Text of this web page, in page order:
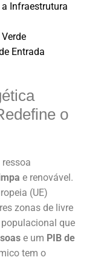
Infraestrutura
Entrada
o
e renovável.
(UE)
zonas de livre
que
e um PIB de
tem o